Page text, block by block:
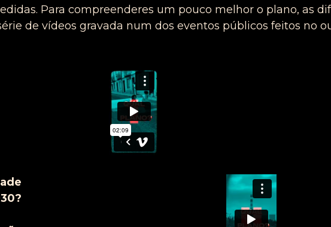
Para compreenderes um pouco melhor o plano, as
de vídeos gravada num dos eventos públicos feitos no